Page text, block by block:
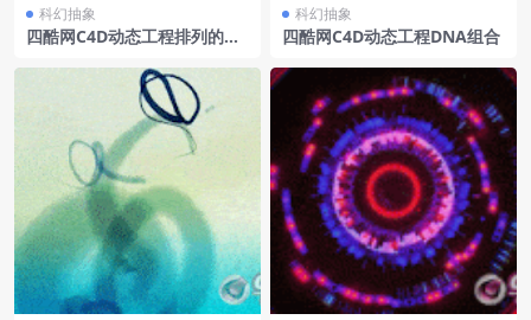
科幻抽象
四酷网C4D动态工程排列的鹅
科幻抽象
四酷网C4D动态工程DNA组合